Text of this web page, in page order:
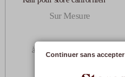
Sur Mesure
à partir de
Continuer sans accepter